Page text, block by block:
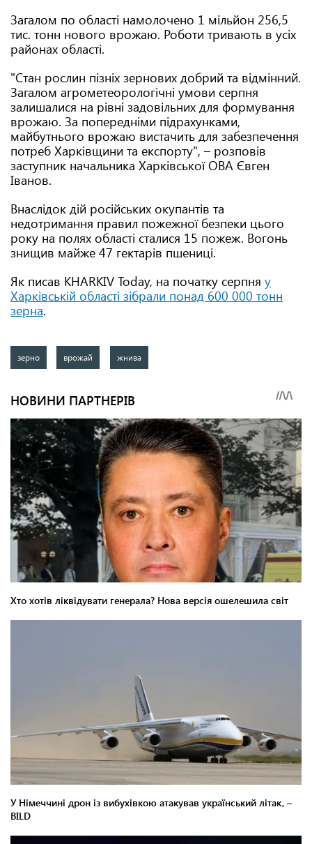
Загалом по області намолочено 1 мільйон 256,5
тис. тонн нового врожаю. Роботи тривають в усіх
районах області.
"Стан рослин пізніх зернових добрий та відмінний.
Загалом агрометеорологічні умови серпня
залишалися на рівні задовільних для формування
врожаю. За попередніми підрахунками,
майбутнього врожаю вистачить для забезпечення
потреб Харківщини та експорту", – розповів
заступник начальника Харківської ОВА Євген
Іванов.
Внаслідок дій російських окупантів та
недотримання правил пожежної безпеки цього
року на полях області сталися 15 пожеж. Вогонь
знищив майже 47 гектарів пшениці.
Як писав KHARKIV Today, на початку серпня у
Харківській області зібрали понад 600 000 тонн
зерна.
зерно врожай жнива